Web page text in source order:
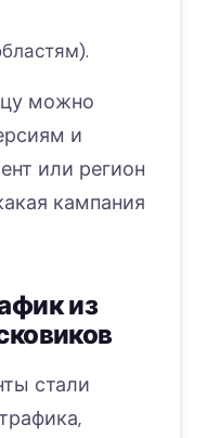
можно
и
или регион
кампания
из
стали